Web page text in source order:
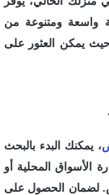
واسعة ومتنوعة من
حيث يمكن العثور على
، يمكنك البدء بالبحث
الأسواق المحلية أو
لضمان الحصول على